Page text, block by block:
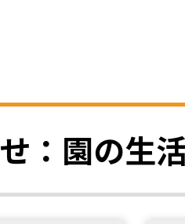
：園の生